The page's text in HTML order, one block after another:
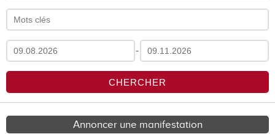
-
Annoncer une manifestation